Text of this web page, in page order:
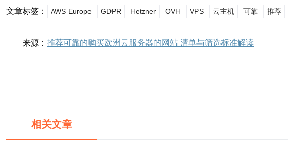
文章标签： AWS Europe GDPR Hetzner OVH VPS 云主机 可靠 推荐
来源： 推荐可靠的购买欧洲云服务器的网站 清单与筛选标准解读
相关文章